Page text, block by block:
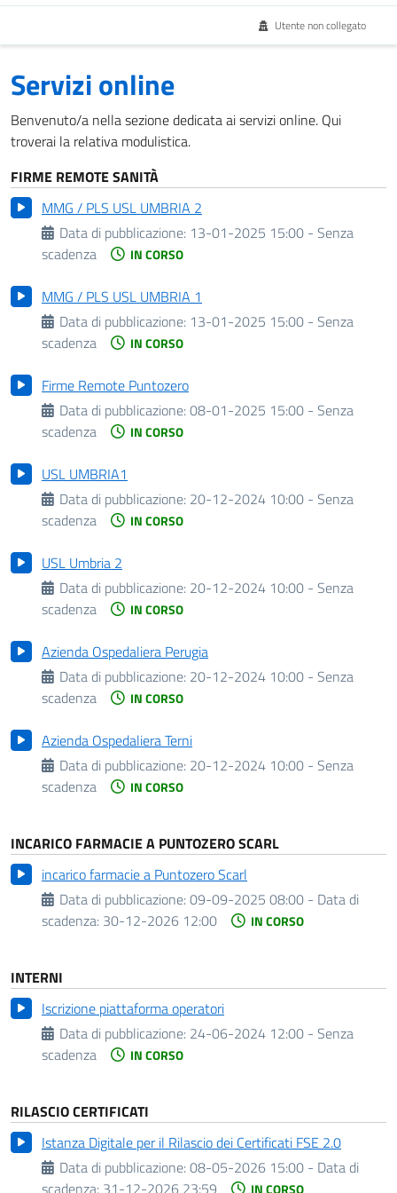
Utente non collegato
Servizi online
Benvenuto/a nella sezione dedicata ai servizi online. Qui
troverai la relativa modulistica.
FIRME REMOTE SANITÀ
MMG / PLS USL UMBRIA 2
Data di pubblicazione: 13-01-2025 15:00 - Senza
scadenza
IN CORSO
MMG / PLS USL UMBRIA 1
Data di pubblicazione: 13-01-2025 15:00 - Senza
scadenza
IN CORSO
Firme Remote Puntozero
Data di pubblicazione:08-01-2025 15:00 - Senza
scadenza
IN CORSO
USL UMBRIA1
Data di pubblicazione: 20-12-2024 10:00 - Senza
scadenza
IN CORSO
USL Umbria 2
Data di pubblicazione: 20-12-2024 10:00 - Senza
scadenza
IN CORSO
Azienda Ospedaliera Perugia
Data di pubblicazione: 20-12-2024 10:00 - Senza
scadenza
IN CORSO
Azienda Ospedaliera Terni
Data di pubblicazione: 20-12-2024 10:00 - Senza
scadenza
IN CORSO
INCARICO FARMACIE A PUNTOZERO SCARL
incarico farmacie a Puntozero Scarl
Data di pubblicazione:09-09-2025 08:00 - Data di
scadenza: 30-12-2026 12:00 IN CORSO
INTERNI
Iscrizione piattaforma operatori
Data di pubblicazione: 24-06-2024 12:00 - Senza
scadenza
IN CORSO
RILASCIO CERTIFICATI
Istanza Digitale per il Rilascio dei Certificati FSE 2.0
Data di pubblicazione:08-05-2026 15:00 - Data di
scadenza: 31-12-2026 23:59 IN CORSO